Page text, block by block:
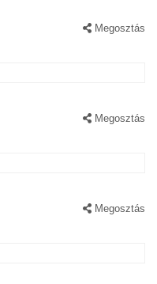
Megosztás
Megosztás
Megosztás